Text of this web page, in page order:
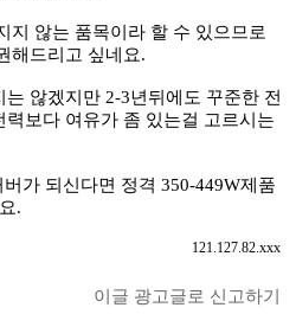
지 않는 품목이라 할 수 있으므로
해드리고 싶네요.
않겠지만 2-3년뒤에도 꾸준한 전
보다 여유가 좀 있는걸 고르시는
가 되신다면 정격 350-449W제품
.
121.127.82.xxx
이글 광고글로 신고하기